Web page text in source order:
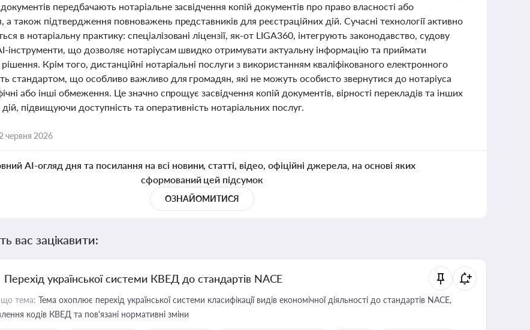
передбачають нотаріальне засвідчення копій документів про право власності або
а також підтвердження повноважень представників для реєстраційних дій. Сучасні технології активно
в нотаріальну практику: спеціалізовані ліцензії, як-от LIGA360, інтегрують законодавство, судову
інструменти, що дозволяє нотаріусам швидко отримувати актуальну інформацію та приймати
Крім того, дистанційні нотаріальні послуги з використанням кваліфікованого електронного
стандартом, що особливо важливо для громадян, які не можуть особисто звернутися до нотаріуса
або інші обмеження. Це значно спрощує засвідчення копій документів, вірності перекладів та інших
дій, підвищуючи доступність та оперативність нотаріальних послуг.
червня 2026
AI-огляд дня та посилання на всі новини, статті, відео, офіційні джерела, на основі яких
сформований цей підсумок
ОЗНАЙОМИТИСЯ
вас зацікавити:
Перехід української системи КВЕД до стандартів NACE
тема: Тема охоплює перехід української системи класифікації видів економічної діяльності до стандартів NACE,
кодів КВЕД та пов'язані нормативні зміни